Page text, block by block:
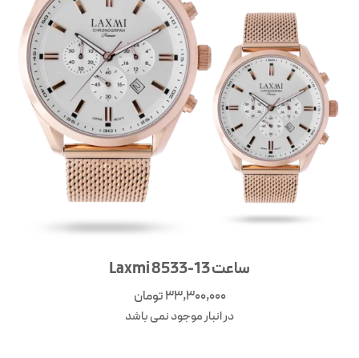
ساعت Laxmi 8533-13
33,300,000تومان
در انبار موجود نمی باشد